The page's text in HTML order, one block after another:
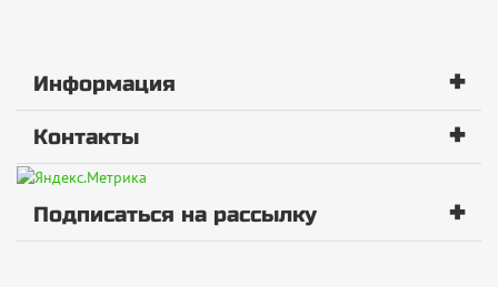
Информация +
Контакты +
Подписаться на рассылку +